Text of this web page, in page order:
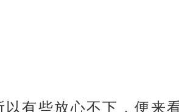
有些放心不下，便来